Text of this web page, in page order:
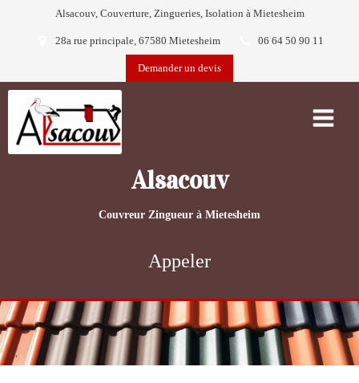
Alsacouv, Couverture, Zingueries, Isolation à Mietesheim
28a rue principale, 67580 Mietesheim 06 64 50 90 11
Demander un devis
Alsacouv
Couvreur Zingueur à Mietesheim
Appeler